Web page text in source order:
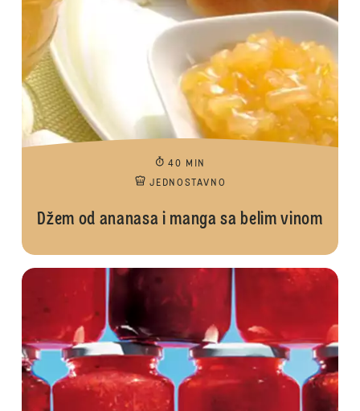
40 MIN
JEDNOSTAVNO
Džem od ananasa i manga sa belim vinom